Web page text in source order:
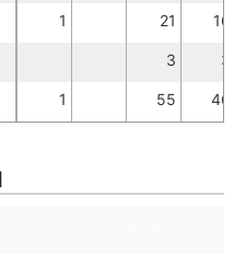
1 21 16
3 3
1 55 46